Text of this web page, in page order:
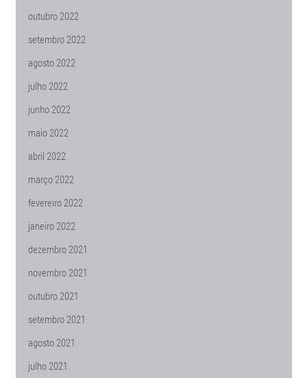
outubro 2022
setembro 2022
agosto 2022
julho 2022
junho 2022
maio 2022
abril 2022
março 2022
fevereiro 2022
janeiro 2022
dezembro 2021
novembro 2021
outubro 2021
setembro 2021
agosto 2021
julho 2021